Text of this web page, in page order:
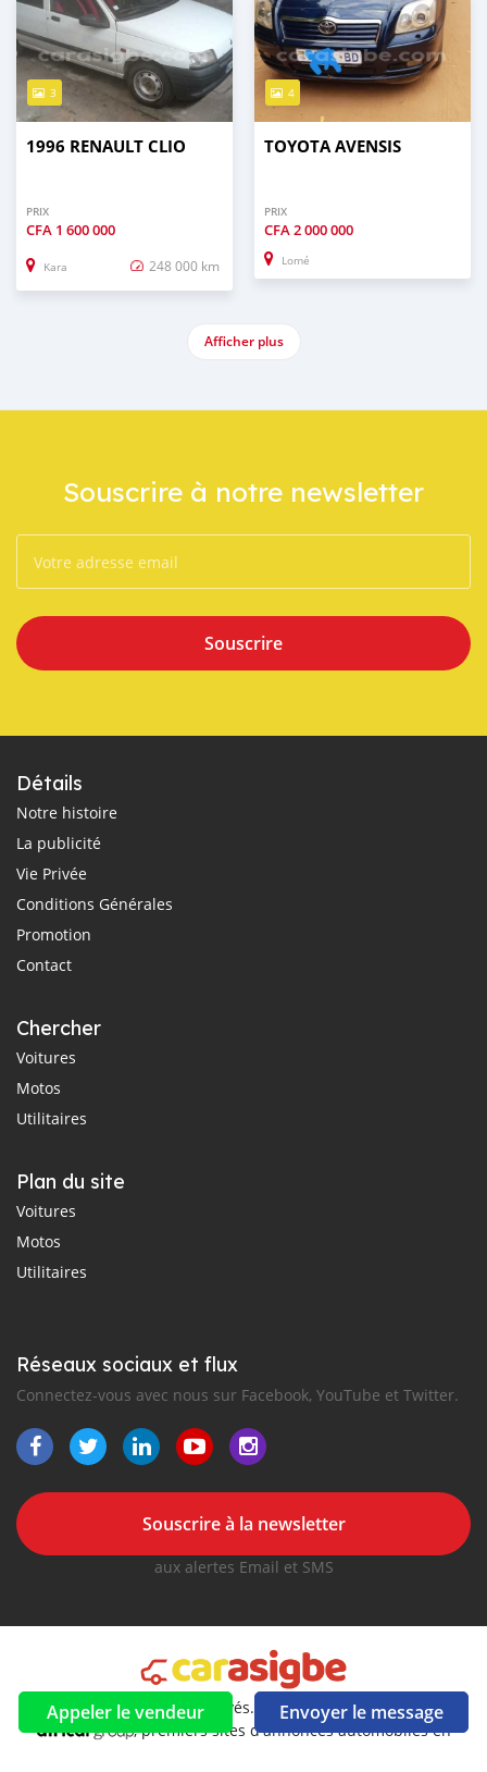
Appeler le vendeur Envoyer le message
3
1996 RENAULT CLIO
PRIX
CFA 1 600 000
Kara 248 000 km
4
TOYOTA AVENSIS
PRIX
CFA2 000 000
Lomé
Afficher plus
Souscrire à notre newsletter
Souscrire
Détails
Notre histoire
La publicité
Vie Privée
Conditions Générales
Promotion
Contact
Chercher
Voitures
Motos
Utilitaires
Plan du site
Voitures
Motos
Utilitaires
Réseaux sociaux et flux
Connectez-vous avec nous sur Facebook, YouTube et Twitter.
Souscrire à la newsletter
aux alertes Email et SMS
2016-2026 Tous droits réservés. Carasigbe.com fait partie de
, premiers sites d'annonces automobiles en